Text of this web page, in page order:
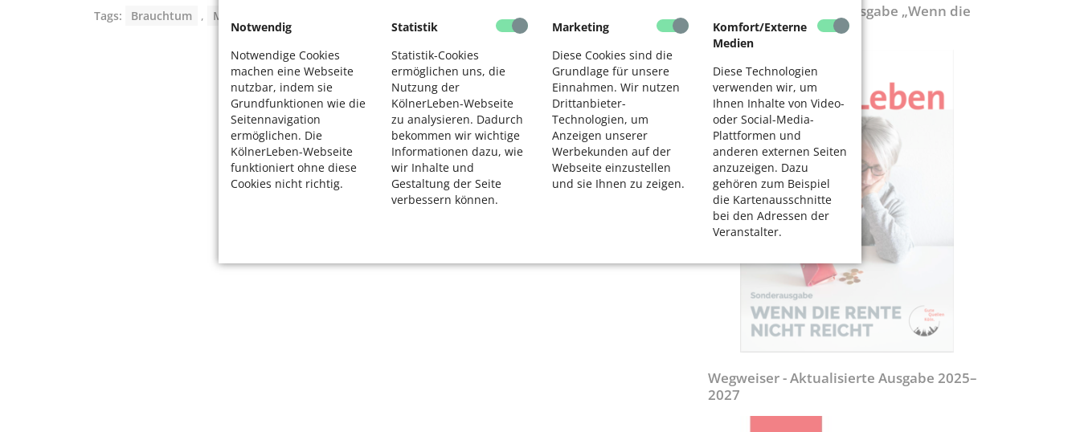
Notwendig
Notwendige Cookies
machen eine Webseite
nutzbar, indem sie
Grundfunktionen wie die
Seitennavigation
ermöglichen. Die
KölnerLeben-Webseite
funktioniert ohne diese
Cookies nicht richtig.
Statistik
Statistik-Cookies
ermöglichen uns, die
Nutzung der
KölnerLeben-Webseite
zu analysieren. Dadurch
bekommen wir wichtige
Informationen dazu, wie
wir Inhalte und
Gestaltung der Seite
verbessern können.
Marketing
Diese Cookies sind die
Grundlage für unsere
Einnahmen. Wir nutzen
Drittanbieter-
Technologien, um
Anzeigen unserer
Werbekunden auf der
Webseite einzustellen
und sie Ihnen zu zeigen.
Komfort/Externe
Medien
Diese Technologien
verwenden wir, um
Ihnen Inhalte von Video-
oder Social-Media-
Plattformen und
anderen externen Seiten
anzuzeigen. Dazu
gehören zum Beispiel
die Kartenausschnitte
bei den Adressen der
Veranstalter.
Tags: Brauchtum , Musik
KölnerLeben-Sonderausgabe „Wenn die
Rente nicht reicht“
Wegweiser - Aktualisierte Ausgabe 2025–
2027